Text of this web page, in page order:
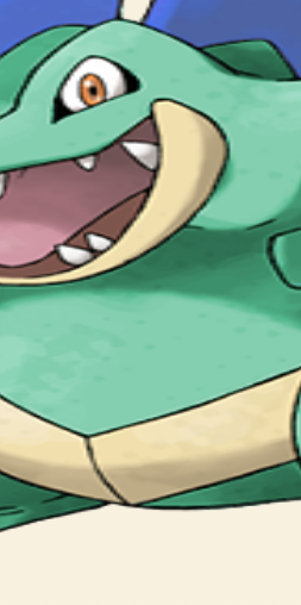
tears its victim up.